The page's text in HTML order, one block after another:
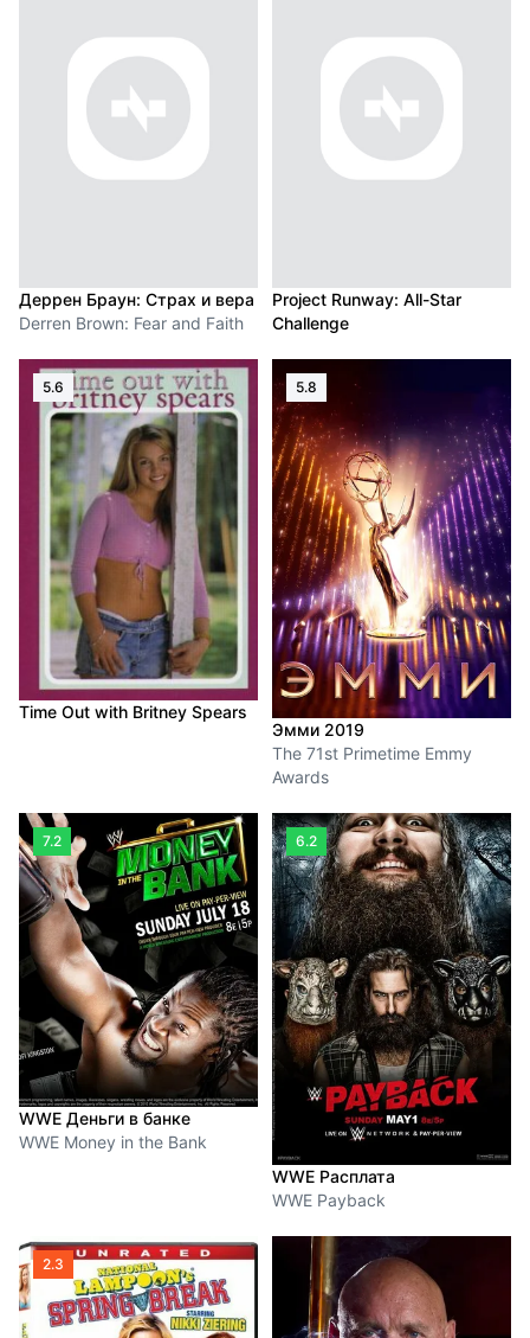
Деррен Браун: Страх и вера
Derren Brown: Fear and Faith
Project Runway: All-Star
Challenge
5.6
Time Out with Britney Spears
5.8
Эмми 2019
The 71st Primetime Emmy
Awards
7.2
WWE Деньги в банке
WWE Money in the Bank
6.2
WWE Расплата
WWE Payback
2.3